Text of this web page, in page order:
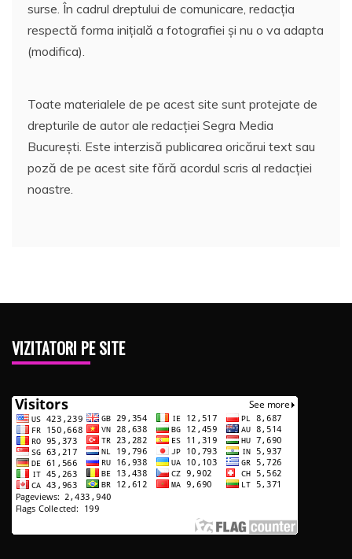
surse. În cadrul dreptului de comunicare, redacția
respectă forma inițială a fotografiei și nu o va adapta
(modifica).
Toate materialele de pe acest site sunt protejate de
drepturile de autor ale redacției Segra Media
București. Este interzisă publicarea oricărui text sau
poză de pe acest site fără acordul scris al redacției
noastre.
VIZITATORI PE SITE